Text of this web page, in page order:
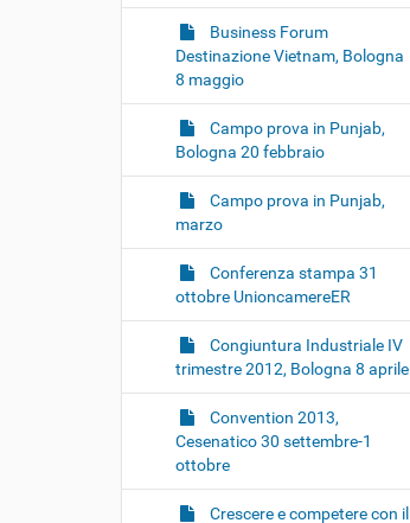
Business Forum
Destinazione Vietnam, Bologna
8 maggio
Campo prova in Punjab,
Bologna 20 febbraio
Campo prova in Punjab,
marzo
Conferenza stampa 31
ottobre UnioncamereER
Congiuntura Industriale IV
trimestre 2012, Bologna 8 aprile
Convention 2013,
Cesenatico 30 settembre-1
ottobre
Crescere e competere con il